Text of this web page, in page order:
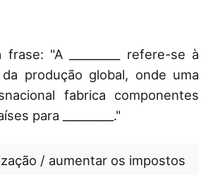
"A _________ refere-se à
produção global, onde uma
fabrica componentes
para _________."
/ aumentar os impostos